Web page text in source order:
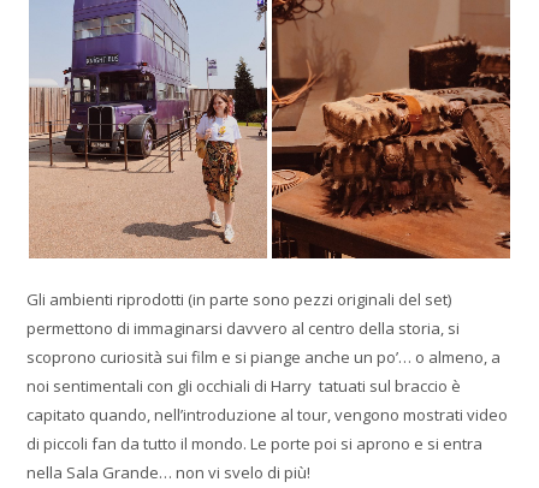
Gli ambienti riprodotti (in parte sono pezzi originali del set)
permettono di immaginarsi davvero al centro della storia, si
scoprono curiosità sui film e si piange anche un po’… o almeno, a
noi sentimentali con gli occhiali di Harry tatuati sul braccio è
capitato quando, nell’introduzione al tour, vengono mostrati video
di piccoli fan da tutto il mondo. Le porte poi si aprono e si entra
nella Sala Grande… non vi svelo di più!